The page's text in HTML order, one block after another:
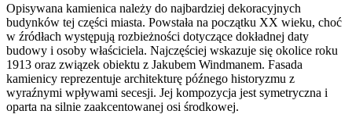
Opisywana kamienica należy do najbardziej dekoracyjnych
budynków tej części miasta. Powstała na początku XX wieku, choć
w źródłach występują rozbieżności dotyczące dokładnej daty
budowy i osoby właściciela. Najczęściej wskazuje się okolice roku
1913 oraz związek obiektu z Jakubem Windmanem. Fasada
kamienicy reprezentuje architekturę późnego historyzmu z
wyraźnymi wpływami secesji. Jej kompozycja jest symetryczna i
oparta na silnie zaakcentowanej osi środkowej.